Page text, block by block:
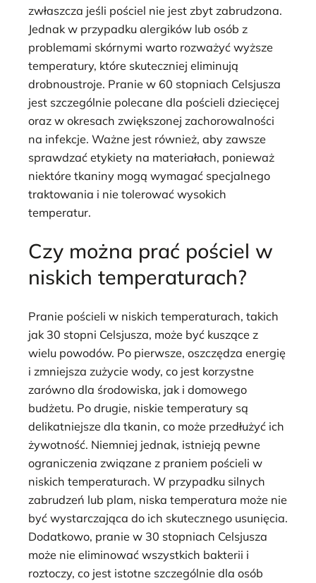
zwłaszcza jeśli pościel nie jest zbyt zabrudzona.
Jednak w przypadku alergików lub osób z
problemami skórnymi warto rozważyć wyższe
temperatury, które skuteczniej eliminują
drobnoustroje. Pranie w 60 stopniach Celsjusza
jest szczególnie polecane dla pościeli dziecięcej
oraz w okresach zwiększonej zachorowalności
na infekcje. Ważne jest również, aby zawsze
sprawdzać etykiety na materiałach, ponieważ
niektóre tkaniny mogą wymagać specjalnego
traktowania i nie tolerować wysokich
temperatur.
Czy można prać pościel w
niskich temperaturach?
Pranie pościeli w niskich temperaturach, takich
jak 30 stopni Celsjusza, może być kuszące z
wielu powodów. Po pierwsze, oszczędza energię
i zmniejsza zużycie wody, co jest korzystne
zarówno dla środowiska, jak i domowego
budżetu. Po drugie, niskie temperatury są
delikatniejsze dla tkanin, co może przedłużyć ich
żywotność. Niemniej jednak, istnieją pewne
ograniczenia związane z praniem pościeli w
niskich temperaturach. W przypadku silnych
zabrudzeń lub plam, niska temperatura może nie
być wystarczająca do ich skutecznego usunięcia.
Dodatkowo, pranie w 30 stopniach Celsjusza
może nie eliminować wszystkich bakterii i
roztoczy, co jest istotne szczególnie dla osób